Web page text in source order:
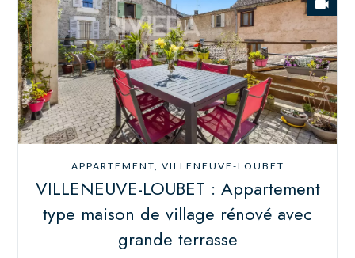
APPARTEMENT, VILLENEUVE-LOUBET
VILLENEUVE-LOUBET : Appartement
type maison de village rénové avec
grande terrasse